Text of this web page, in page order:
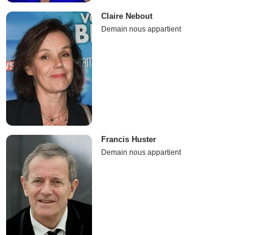
Claire Nebout
Demain nous appartient
Francis Huster
Demain nous appartient